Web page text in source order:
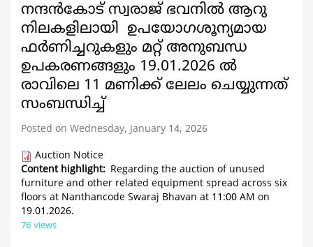
നന്ദൻകോട് സ്വരാജ് ഭവനിൽ ആറു
നിലകളിലായി ഉപയോഗശൂന്യമായ
ഫർണിച്ചറുകളും മറ്റ് അനുബന്ധ
ഉപകരണങ്ങളും 19.01.2026 ൽ
രാവിലെ 11 മണിക്ക് ലേലം ചെയ്യുന്നത്
സംബന്ധിച്ച്
Posted on Wednesday, January 14, 2026
Auction Notice
Content highlight
Regarding the auction of unused
furniture and other related equipment spread across six
floors at Nanthancode Swaraj Bhavan at 11:00 AM on
19.01.2026.
76 views